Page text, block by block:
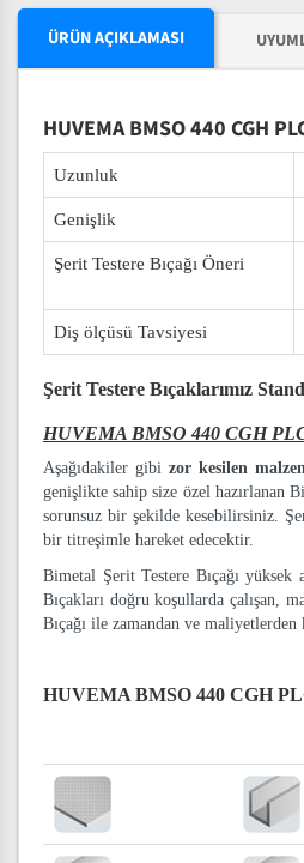
ÜRÜN AÇIKLAMASI
HUVEMA BMSO 440 CGH
Uzunluk
Genişlik
Şerit Testere Bıçağı Öneri
Diş ölçüsü Tavsiyesi
Şerit Testere Bıçaklarımız
HUVEMA BMSO 440 CGH PLC
Aşağıdakiler gibi zor kesilen
genişlikte sahip size özel hazırlanan
sorunsuz bir şekilde kesebilirsiniz.
bir titreşimle hareket edecektir.
Bimetal Şerit Testere Bıçağı
Bıçakları doğru koşullarda çalışan,
Bıçağı ile zamandan ve maliyetlerden
HUVEMA BMSO 440 CGH